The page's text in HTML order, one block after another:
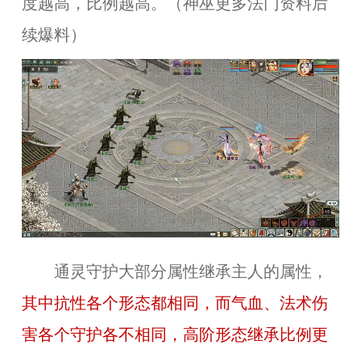
度越高，比例越高。（神巫更多法门资料后
续爆料）
通灵守护大部分属性继承主人的属性，
其中抗性各个形态都相同，而气血、法术伤
害各个守护各不相同，高阶形态继承比例更